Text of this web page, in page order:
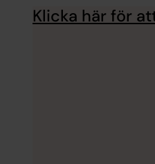
Klicka här för